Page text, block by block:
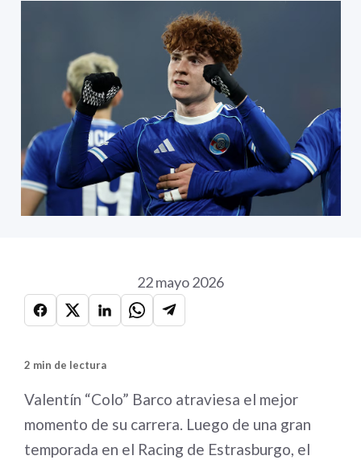
22 mayo 2026
2 min de lectura
Valentín “Colo” Barco atraviesa el mejor
momento de su carrera. Luego de una gran
temporada en el Racing de Estrasburgo, el